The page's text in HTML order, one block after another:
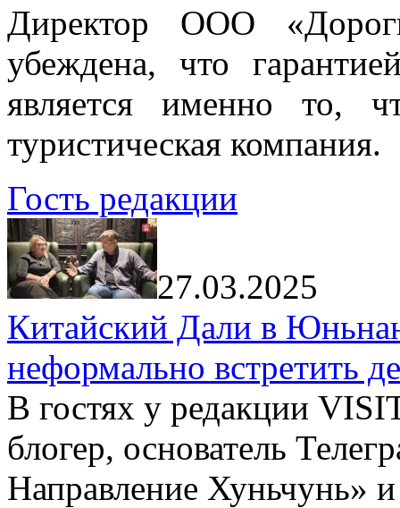
Директор ООО
убеждена, что
является именно то,
туристическая компания.
Гость редакции
27.03.2025
Китайский Дали в
неформально встретить
В гостях у редакции
блогер, основатель
Направление Хуньчунь»